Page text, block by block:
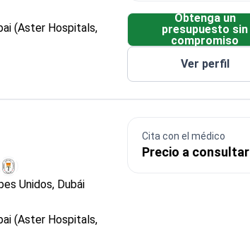
mínimamente
en el Hospital
(Aster Hospitals,
Obtenga un
presupuesto sin
compromiso
Ver perfil
Unidos, Dubái
(Aster Hospitals,
Cita con el médico
Precio a consultar